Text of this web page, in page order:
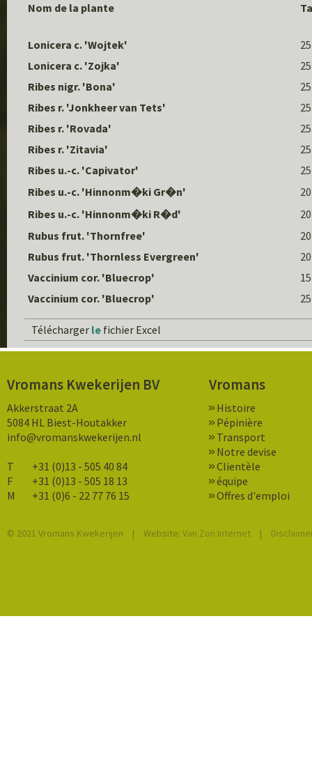
Nom de la plante
Lonicera c. 'Wojtek'
Lonicera c. 'Zojka'
Ribes nigr. 'Bona'
Ribes r. 'Jonkheer van Tets'
Ribes r. 'Rovada'
Ribes r. 'Zitavia'
Ribes u.-c. 'Capivator'
Ribes u.-c. 'Hinnonm�ki Gr�n'
Ribes u.-c. 'Hinnonm�ki R�d'
Rubus frut. 'Thornfree'
Rubus frut. 'Thornless Evergreen'
Vaccinium cor. 'Bluecrop'
Vaccinium cor. 'Bluecrop'
Télécharger le fichier Excel
Vromans Kwekerijen BV
Akkerstraat 2A
5084 HL Biest-Houtakker
info@vromanskwekerijen.nl
T
+31 (0)13 - 505 40 84
F
+31 (0)13 - 505 18 13
M
+31 (0)6 - 22 77 76 15
Vromans
Histoire
Pépinière
Transport
Notre devise
Clientèle
équipe
Offres d'emploi
© 2021 Vromans Kwekerijen | Website: Van Zon Internet |